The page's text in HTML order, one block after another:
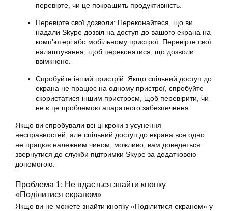
перевірте, чи це покращить продуктивність.
Перевірте свої дозволи: Переконайтеся, що ви
надали Skype дозвіл на доступ до вашого екрана на
комп’ютері або мобільному пристрої. Перевірте свої
налаштування, щоб переконатися, що дозволи
ввімкнено.
Спробуйте інший пристрій: Якщо спільний доступ до
екрана не працює на одному пристрої, спробуйте
скористатися іншим пристроєм, щоб перевірити, чи
не є це проблемою апаратного забезпечення.
Якщо ви спробували всі ці кроки з усунення
несправностей, але спільний доступ до екрана все одно
не працює належним чином, можливо, вам доведеться
звернутися до служби підтримки Skype за додатковою
допомогою.
Проблема 1: Не вдається знайти кнопку
«Поділитися екраном»
Якщо ви не можете знайти кнопку «Поділитися екраном» у